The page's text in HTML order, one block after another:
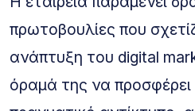
πρωτοβουλίες που
ανάπτυξη του digital
όραμά της να προσφέρει